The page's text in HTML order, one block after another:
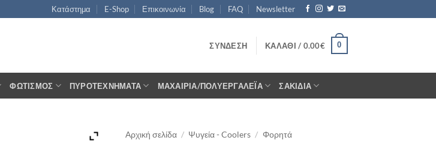
Κατάστημα E-Shop Επικοινωνία Blog FAQ Newsletter
ΣΎΝΔΕΣΗ ΚΑΛΆΘΙ / 0.00€ 0
ΦΩΤΙΣΜΌΣ ΠΥΡΟΤΕΧΝΉΜΑΤΑ ΜΑΧΑΊΡΙΑ/ΠΟΛΥΕΡΓΑΛΈΙΑ ΣΑΚΊΔΙΑ
Αρχική σελίδα / Ψυγεία - Coolers / Φορητά